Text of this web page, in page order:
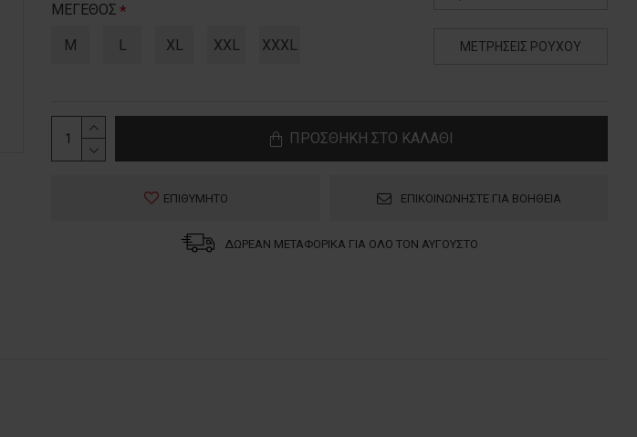
ΜΕΓΕΘΟΣ
M L XL XXL XXXL ΜΕΤΡΗΣΕΙΣ ΡΟΥΧΟΥ
ΠΡΟΣΘΗΚΗ ΣΤΟ ΚΑΛΑΘΙ
ΕΠΙΘΥΜΗΤΟ ΕΠΙΚΟΙΝΩΝΗΣΤΕ ΓΙΑ ΒΟΗΘΕΙΑ
ΔΩΡΕΑΝ ΜΕΤΑΦΟΡΙΚΑ ΓΙΑ ΟΛΟ ΤΟΝ ΑΥΓΟΥΣΤΟ